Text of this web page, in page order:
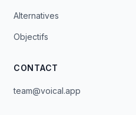
Alternatives
Objectifs
CONTACT
team@voical.app